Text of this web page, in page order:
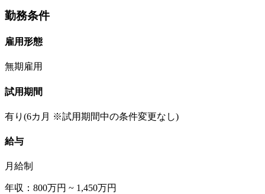
勤務条件
雇用形態
無期雇用
試用期間
有り(6カ月 ※試用期間中の条件変更なし)
給与
月給制
年収：800万円 ~ 1,450万円